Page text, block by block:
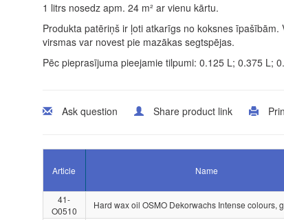
1 litrs nosedz apm. 24 m² ar vienu kārtu.
Produkta patēriņš ir ļoti atkarīgs no koksnes
virsmas var novest pie mazākas segtspējas.
Pēc pieprasījuma pieejamie tilpumi: 0.125 L; 0.375 L;
Ask question Share product link
Article Name
41-
O0510
Hard wax oil OSMO Dekorwachs Intense colours,